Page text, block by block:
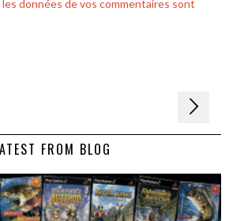
données de vos commentaires sont
FROM BLOG